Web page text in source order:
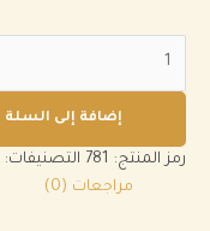
إضافة إلى السلة
رمز المنتج: 781 التصنيفات:
مراجعات (0)